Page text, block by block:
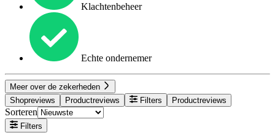
Klachtenbeheer
Echte ondernemer
Meer over de zekerheden
Shopreviews
Productreviews Filters Productreviews
Sorteren
Filters